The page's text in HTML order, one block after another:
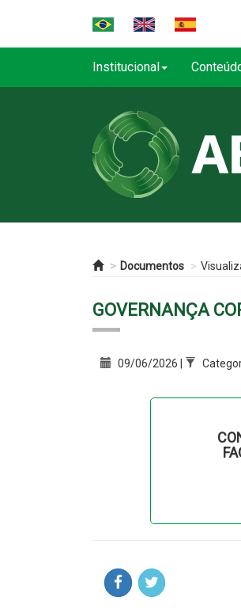
Institucional
Documentos
GOVERNANÇA
09/06/2026 |